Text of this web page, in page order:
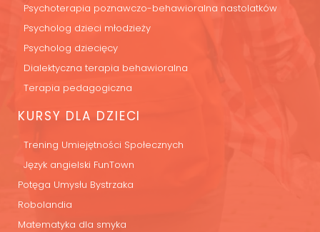
Psychoterapia poznawczo-behawioralna nastolatków
Psycholog dzieci młodzieży
Psycholog dziecięcy
Dialektyczna terapia behawioralna
Terapia pedagogiczna
KURSY DLA DZIECI
Trening Umiejętności Społecznych
Język angielski FunTown
Potęga Umysłu Bystrzaka
Robolandia
Matematyka dla smyka